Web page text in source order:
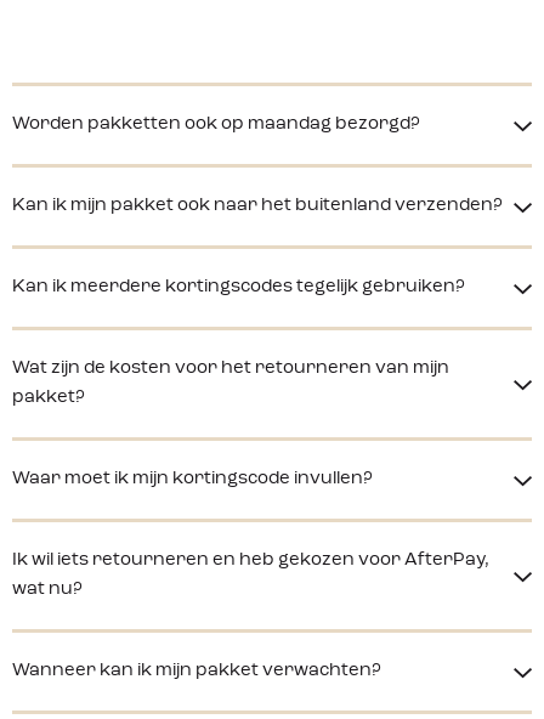
Worden pakketten ook op maandag bezorgd?
Kan ik mijn pakket ook naar het buitenland verzenden?
Kan ik meerdere kortingscodes tegelijk gebruiken?
Wat zijn de kosten voor het retourneren van mijn
pakket?
Waar moet ik mijn kortingscode invullen?
Ik wil iets retourneren en heb gekozen voor AfterPay,
wat nu?
Wanneer kan ik mijn pakket verwachten?